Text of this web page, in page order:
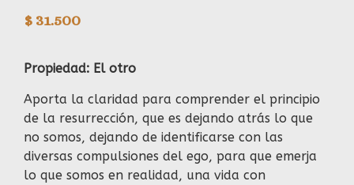
$ 31.500
Propiedad: El otro
Aporta la claridad para comprender el principio
de la resurrección, que es dejando atrás lo que
no somos, dejando de identificarse con las
diversas compulsiones del ego, para que emerja
lo que somos en realidad, una vida con